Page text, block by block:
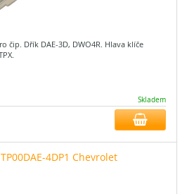
čip. Dřík DAE-3D, DWO4R. Hlava klíče
Skladem
4DP1 Chevrolet